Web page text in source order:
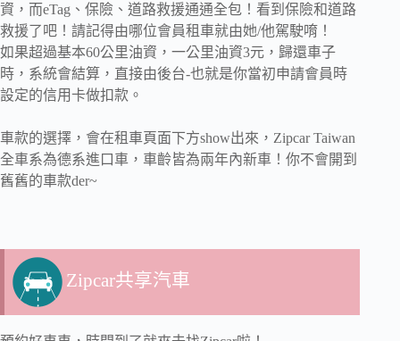
資，而eTag、保險、道路救援通通全包！看到保險和道路
救援了吧！請記得由哪位會員租車就由她/他駕駛唷！
如果超過基本60公里油資，一公里油資3元，歸還車子
時，系統會結算，直接由後台-也就是你當初申請會員時
設定的信用卡做扣款。
車款的選擇，會在租車頁面下方show出來，Zipcar Taiwan
全車系為德系進口車，車齡皆為兩年內新車！你不會開到
舊舊的車款der~
Zipcar共享汽車